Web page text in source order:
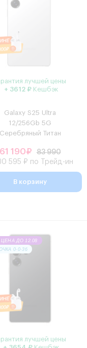
лучшей цены
+ 3612 ₽ Кешбэк
Galaxy S25 Ultra
12/256Gb 5G
Серебряный Титан
61 190₽
83 990
595 ₽ по Трейд-ин
В корзину
ДО 12.08
0·0·36
лучшей цены